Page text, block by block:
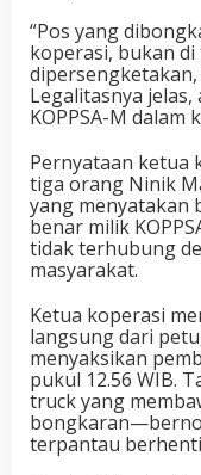
“Pos yang
koperasi, bukan
Legalitasnya jelas,
KOPPSA-M dalam
Pernyataan ketua
tiga orang Ninik
yang menyatakan
benar milik
tidak terhubung
masyarakat.
Ketua koperasi
langsung dari
menyaksikan
pukul 12.56 WIB.
truck yang
terpantau